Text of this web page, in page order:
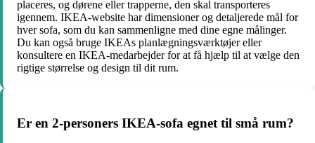
placeres, og dørene eller trapperne, den skal transporteres
igennem. IKEA-website har dimensioner og detaljerede mål for
hver sofa, som du kan sammenligne med dine egne målinger.
Du kan også bruge IKEAs planlægningsværktøjer eller
konsultere en IKEA-medarbejder for at få hjælp til at vælge den
rigtige størrelse og design til dit rum.
Er en 2-personers IKEA-sofa egnet til små rum?